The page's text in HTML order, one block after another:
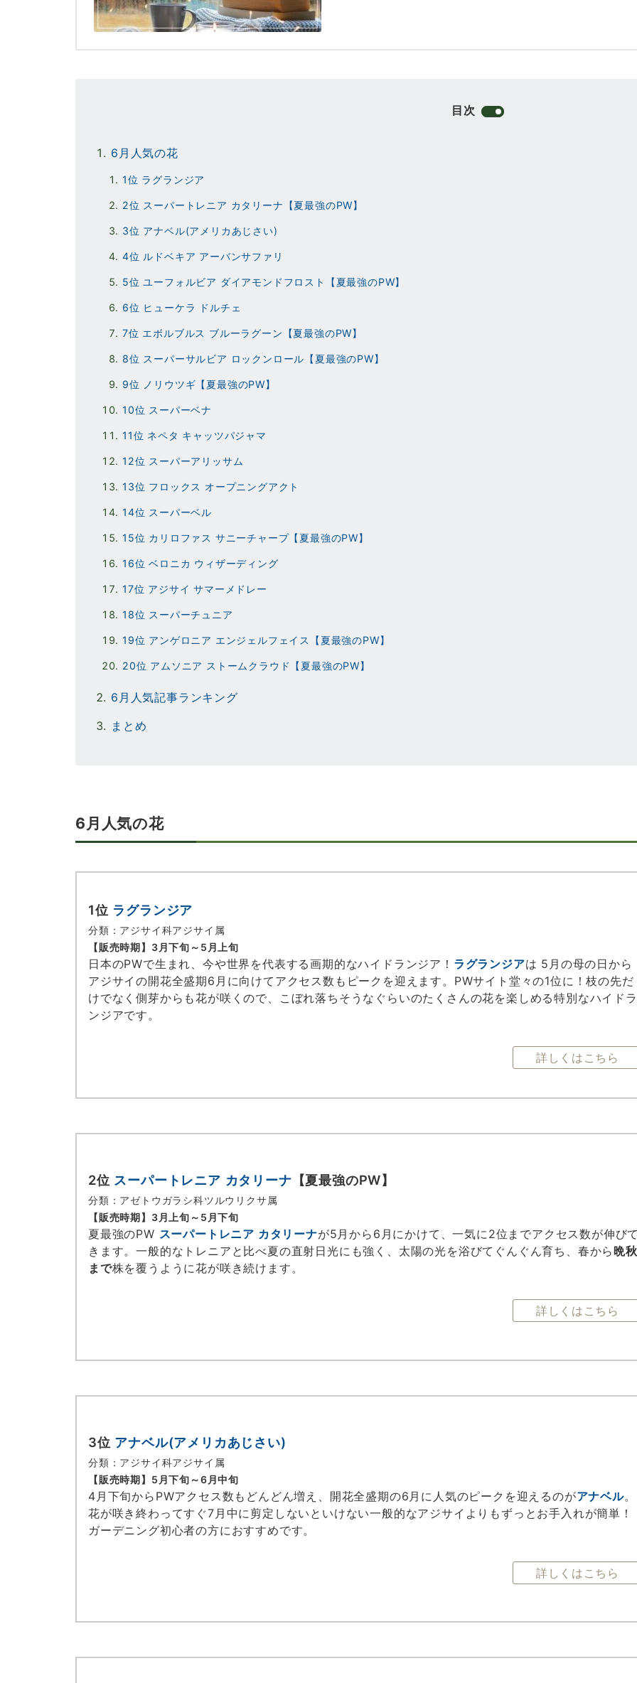
目次
6月人気の花
1位 ラグランジア
2位 スーパートレニア カタリーナ【夏最強のPW】
3位 アナベル(アメリカあじさい)
4位 ルドベキア アーバンサファリ
5位 ユーフォルビア ダイアモンドフロスト【夏最強のPW】
6位 ヒューケラ ドルチェ
7位 エボルブルス ブルーラグーン【夏最強のPW】
8位 スーパーサルビア ロックンロール【夏最強のPW】
9位 ノリウツギ【夏最強のPW】
10位 スーパーベナ
11位 ネペタ キャッツパジャマ
12位 スーパーアリッサム
13位 フロックス オープニングアクト
14位 スーパーベル
15位 カリロファス サニーチャープ【夏最強のPW】
16位 ベロニカ ウィザーディング
17位 アジサイ サマーメドレー
18位 スーパーチュニア
19位 アンゲロニア エンジェルフェイス【夏最強のPW】
20位 アムソニア ストームクラウド【夏最強のPW】
6月人気記事ランキング
まとめ
6月人気の花
1位 ラグランジア
分類：アジサイ科アジサイ属
【販売時期】 3月下旬～5月上旬
日本のPWで生まれ、今や世界を代表する画期的なハイドランジア！ ラグランジアは 5月の母の日から
アジサイの開花全盛期6月に向けてアクセス数もピークを迎えます。PWサイト堂々の1位に！枝の先だ
けでなく側芽からも花が咲くので、こぼれ落ちそうなぐらいのたくさんの花を楽しめる特別なハイドラ
ンジアです。
詳しくはこちら
2位 スーパートレニア カタリーナ 【夏最強のPW】
分類：アゼトウガラシ科ツルウリクサ属
【販売時期】 3月上旬～5月下旬
夏最強のPW スーパートレニア カタリーナが5月から6月にかけて、一気に2位までアクセス数が伸び
きます。一般的なトレニアと比べ夏の直射日光にも強く、太陽の光を浴びてぐんぐん育ち、春から 晩秋
まで株を覆うように花が咲き続けます。
詳しくはこちら
3位 アナベル(アメリカあじさい)
分類：アジサイ科アジサイ属
【販売時期】5月下旬～6月中旬
4月下旬からPWアクセス数もどんどん増え、開花全盛期の6月に人気のピークを迎えるのがアナベル。
花が咲き終わってすぐ7月中に剪定しないといけない一般的なアジサイよりもずっとお手入れが簡単！
ガーデニング初心者の方におすすめです。
詳しくはこちら